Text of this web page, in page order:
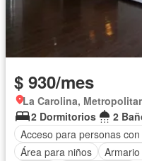
$ 930/mes
La Carolina,
2 Dormitorios
2
Acceso para personas
Área para niños